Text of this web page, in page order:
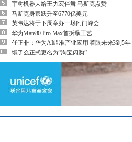
宇树机器人给王力宏伴舞 马斯克点赞
马斯克身家跃升至6770亿美元
英伟达将于下周举办一场闭门峰会
华为Mate80 Pro Max首拆曝工艺
任正非：华为AI瞄准产业应用 着眼未来3到5年
饿了么正式更名为“淘宝闪购”